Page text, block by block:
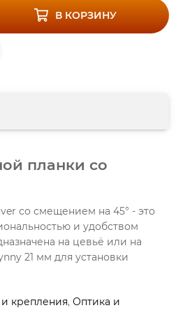
В КОРЗИНУ
планки со
со смещением на 45° - это
и удобством
на цевьё или на
21 мм для установки
крепления, Оптика и